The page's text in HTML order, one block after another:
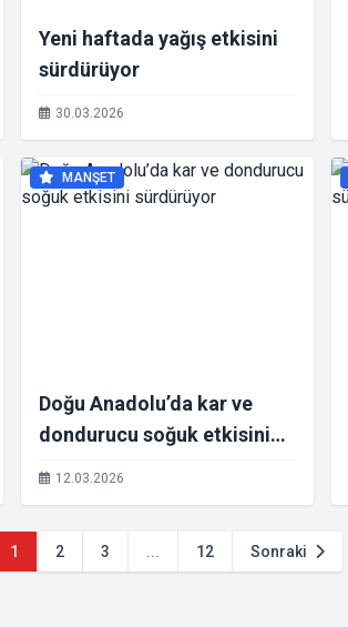
Yeni haftada yağış etkisini
sürdürüyor
30.03.2026
MANŞET
Doğu Anadolu’da kar ve
dondurucu soğuk etkisini
sürdürüyor
12.03.2026
1 2 3 ... 12 Sonraki